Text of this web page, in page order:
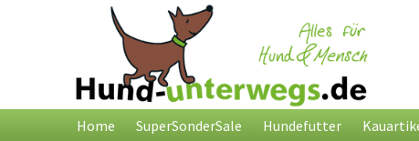
Home SuperSonderSale Hundefutter